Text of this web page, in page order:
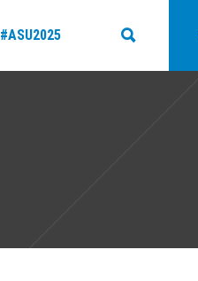
#ASU2025